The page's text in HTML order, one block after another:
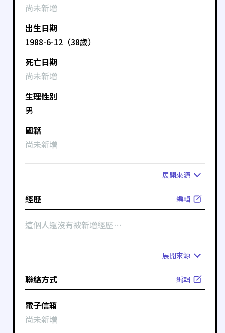
尚未新增
出生日期
1988-6-12（38歲）
死亡日期
尚未新增
生理性別
男
國籍
尚未新增
展開來源
經歷 編輯
這個人還沒有被新增經歷⋯
展開來源
聯絡方式 編輯
電子信箱
尚未新增